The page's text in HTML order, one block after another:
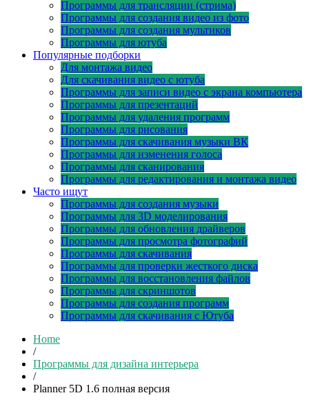
Программы для трансляции (стрима)
Программы для создания видео из фото
Программы для создания мультиков
Программы для ютуба
Популярные подборки
Для монтажа видео
Для скачивания видео с ютуба
Программы для записи видео с экрана компьютера
Программы для презентаций
Программы для удаления программ
Программы для рисования
Программы для скачивания музыки ВК
Программы для изменения голоса
Программы для сканирования
Программы для редактирования и монтажа видео
Часто ищут
Программы для создания музыки
Программы для 3D моделирования
Программы для обновления драйверов
Программы для просмотра фотографий
Программы для скачивания
Программы для проверки жесткого диска
Программы для восстановления файлов
Программы для скриншотов
Программы для создания программ
Программы для скачивания с Ютуба
Home
/
Программы для дизайна интерьера
/
Planner 5D 1.6 полная версия